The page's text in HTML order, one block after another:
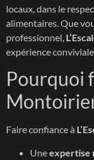
locaux, dans le
alimentaires. Que
professionnel,
expérience
Pourquoi
Faire confiance à
Uneexpertise